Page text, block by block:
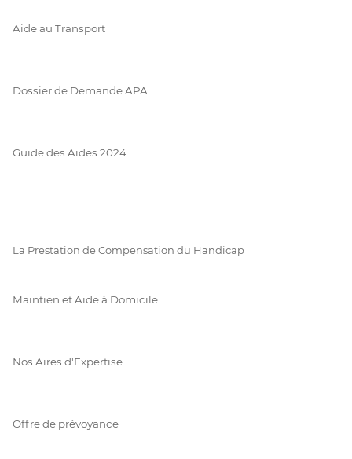
Aide au Transport
Dossier de Demande APA
Guide des Aides 2024
La Prestation de Compensation du Handicap
Maintien et Aide à Domicile
Nos Aires d'Expertise
Offre de prévoyance